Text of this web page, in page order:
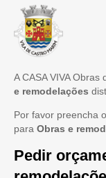
A CASA VIVA
e remodelações
Por favor preencha
para Obras e
Pedir